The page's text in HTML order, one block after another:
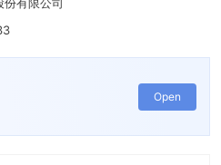
Open